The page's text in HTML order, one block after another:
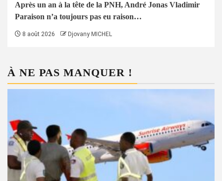
Après un an à la tête de la PNH, André Jonas Vladimir
Paraison n’a toujours pas eu raison…
8 août 2026 Djovany MICHEL
À NE PAS MANQUER !